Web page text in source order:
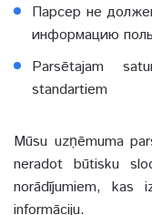
Парсер не
информацию
Parsētajam
standartiem
Mūsu uzņēmuma
neradot būtisku
norādījumiem, kas
informāciju.